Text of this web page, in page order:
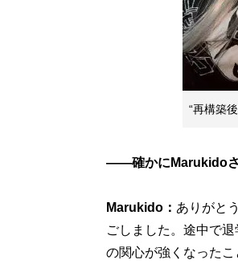
“再構築
――確かにMarukidoさ
Marukido： ありがと
ごしました。途中で
の関心が強くなった